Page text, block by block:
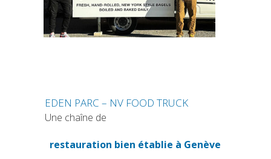
EDEN PARC – NV FOOD TRUCK
Une chaîne de
restauration bien établie à Genève
(si apre in una nuova